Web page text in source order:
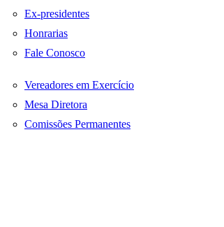
Ex-presidentes
Honrarias
Fale Conosco
Vereadores em Exercício
Mesa Diretora
Comissões Permanentes